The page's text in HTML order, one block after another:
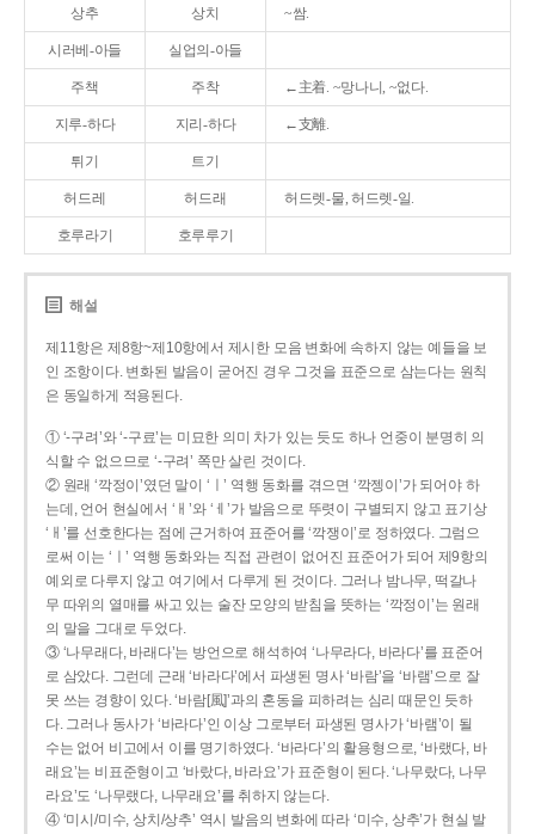
상추 상치 ~쌈.
시러베-아들 실업의-아들
주책 주착 ←主着. ~망나니, ~없다.
지루-하다 지리-하다 ←支離.
튀기 트기
허드레 허드래 허드렛-물, 허드렛-일.
호루라기 호루루기
해설
제11항은 제8항~제10항에서 제시한 모음 변화에 속하지 않는 예들을 보
인 조항이다. 변화된 발음이 굳어진 경우 그것을 표준으로 삼는다는 원칙
은 동일하게 적용된다.
① ‘-구려’와 ‘-구료’는 미묘한 의미 차가 있는 듯도 하나 언중이 분명히 의
식할 수 없으므로 ‘-구려’ 쪽만 살린 것이다.
② 원래 ‘깍정이’였던 말이 ‘ㅣ’ 역행 동화를 겪으면 ‘깍젱이’가 되어야 하
는데, 언어 현실에서 ‘ㅐ’와 ‘ㅔ’가 발음으로 뚜렷이 구별되지 않고 표기상
‘ㅐ’를 선호한다는 점에 근거하여 표준어를 ‘깍쟁이’로 정하였다. 그럼으
로써 이는 ‘ㅣ’ 역행 동화와는 직접 관련이 없어진 표준어가 되어 제9항의
예외로 다루지 않고 여기에서 다루게 된 것이다. 그러나 밤나무, 떡갈나
무 따위의 열매를 싸고 있는 술잔 모양의 받침을 뜻하는 ‘깍정이’는 원래
의 말을 그대로 두었다.
③ ‘나무래다, 바래다’는 방언으로 해석하여 ‘나무라다, 바라다’를 표준어
로 삼았다. 그런데 근래 ‘바라다’에서 파생된 명사 ‘바람’을 ‘바램’으로 잘
못 쓰는 경향이 있다. ‘바람[風]’과의 혼동을 피하려는 심리 때문인 듯하
다. 그러나 동사가 ‘바라다’인 이상 그로부터 파생된 명사가 ‘바램’이 될
수는 없어 비고에서 이를 명기하였다. ‘바라다’의 활용형으로, ‘바랬다, 바
래요’는 비표준형이고 ‘바랐다, 바라요’가 표준형이 된다. ‘나무랐다, 나무
라요’도 ‘나무랬다, 나무래요’를 취하지 않는다.
④ ‘미시/미수, 상치/상추’ 역시 발음의 변화에 따라 ‘미수, 상추’가 현실 발